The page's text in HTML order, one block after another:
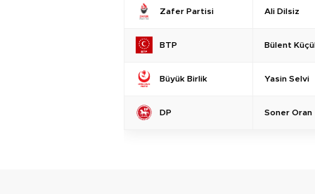
Zafer Partisi Ali Dilsiz
BTP Bülent
Büyük Birlik Yasin Selvi
DP Soner Oran